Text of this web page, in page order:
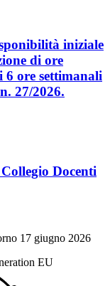
iniziale
di ore
6 ore settimanali
27/2026.
Docenti
17 giugno 2026